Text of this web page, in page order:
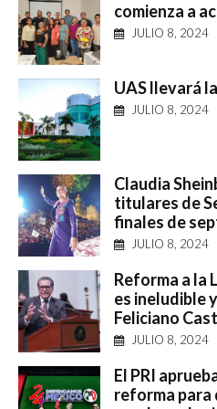
comienza a
JULIO 8, 2024
UAS llevará
JULIO 8, 2024
Claudia
titulares de
finales de
JULIO 8, 2024
Reforma a la
es ineludible
Feliciano
JULIO 8, 2024
El PRI
reforma para